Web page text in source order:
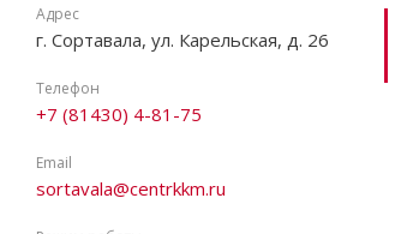
Адрес
г. Сортавала, ул. Карельская, д. 26
Телефон
+7 (81430) 4-81-75
Email
sortavala@centrkkm.ru